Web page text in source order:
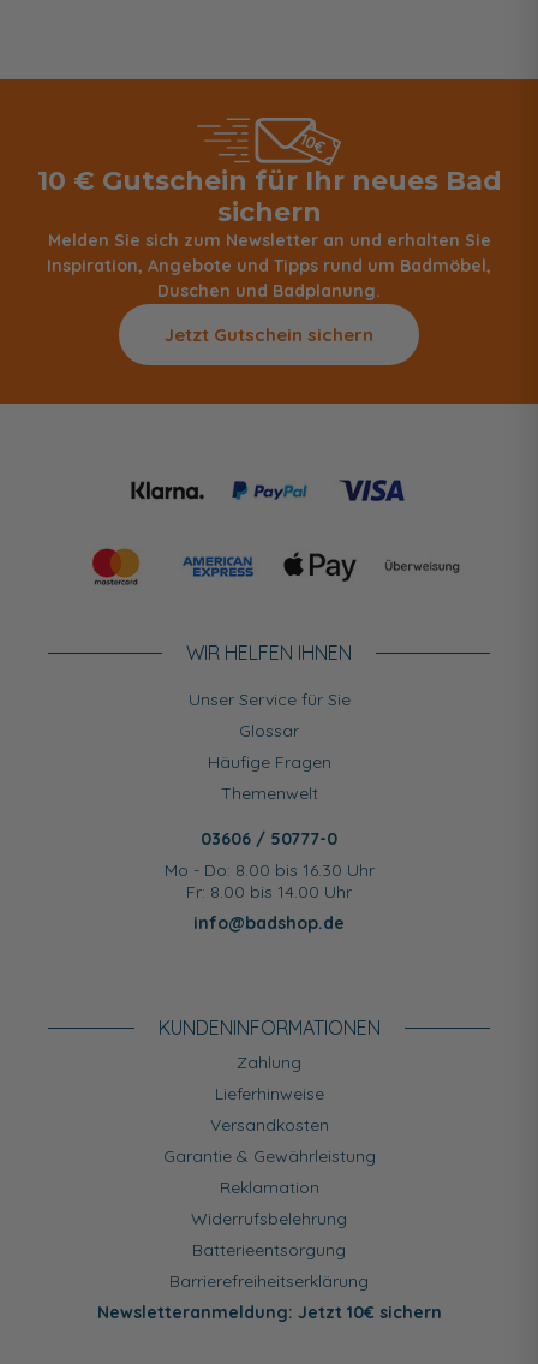
10 € Gutschein für Ihr neues Bad
sichern
Melden Sie sich zum Newsletter an und erhalten Sie
Inspiration, Angebote und Tipps rund um Badmöbel,
Duschen und Badplanung.
Jetzt Gutschein sichern
WIR HELFEN IHNEN
Unser Service für Sie
Glossar
Häufige Fragen
Themenwelt
03606 / 50777-0
Mo - Do: 8.00 bis 16.30 Uhr
Fr: 8.00 bis 14.00 Uhr
info@badshop.de
KUNDEN­INFORMATIONEN
Zahlung
Lieferhinweise
Versandkosten
Garantie & Gewährleistung
Reklamation
Widerrufsbelehrung
Batterieentsorgung
Barrierefreiheitserklärung
Newsletteranmeldung: Jetzt 10€ sichern